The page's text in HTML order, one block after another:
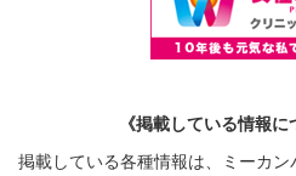
《掲載している情報に
掲載している各種情報は、ミーカ